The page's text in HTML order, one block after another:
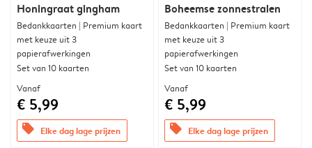
Honingraat gingham
Bedankkaarten | Premium kaart
met keuze uit 3
papierafwerkingen
Set van 10 kaarten
Vanaf
€ 5,99
offers Elke dag lage prijzen
Boheemse zonnestralen
Bedankkaarten | Premium kaart
met keuze uit 3
papierafwerkingen
Set van 10 kaarten
Vanaf
€ 5,99
offers Elke dag lage prijzen